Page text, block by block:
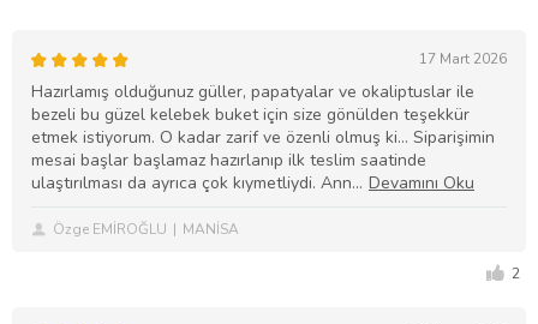
17 Mart 2026
Hazırlamış olduğunuz güller, papatyalar ve okaliptuslar ile
bezeli bu güzel kelebek buket için size gönülden teşekkür
etmek istiyorum. O kadar zarif ve özenli olmuş ki... Siparişimin
mesai başlar başlamaz hazırlanıp ilk teslim saatinde
ulaştırılması da ayrıca çok kıymetliydi. Ann
Özge EMİROĞLU MANİSA
2